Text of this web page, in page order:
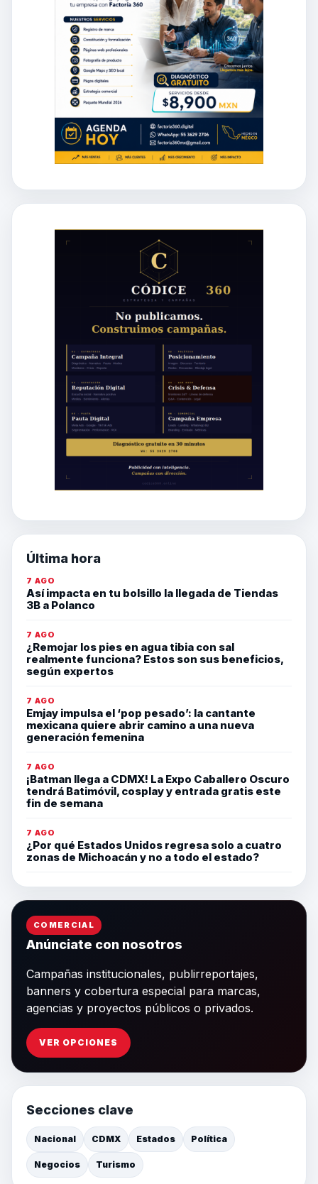
Última hora
7 AGO
Así impacta en tu bolsillo la llegada de Tiendas
3B a Polanco
7 AGO
¿Remojar los pies en agua tibia con sal
realmente funciona? Estos son sus beneficios,
según expertos
7 AGO
Emjay impulsa el ‘pop pesado’: la cantante
mexicana quiere abrir camino a una nueva
generación femenina
7 AGO
¡Batman llega a CDMX! La Expo Caballero Oscuro
tendrá Batimóvil, cosplay y entrada gratis este
fin de semana
7 AGO
¿Por qué Estados Unidos regresa solo a cuatro
zonas de Michoacán y no a todo el estado?
COMERCIAL
Anúnciate con nosotros
Campañas institucionales, publirreportajes,
banners y cobertura especial para marcas,
agencias y proyectos públicos o privados.
VER OPCIONES
Secciones clave
Nacional CDMX Estados Política
Negocios Turismo